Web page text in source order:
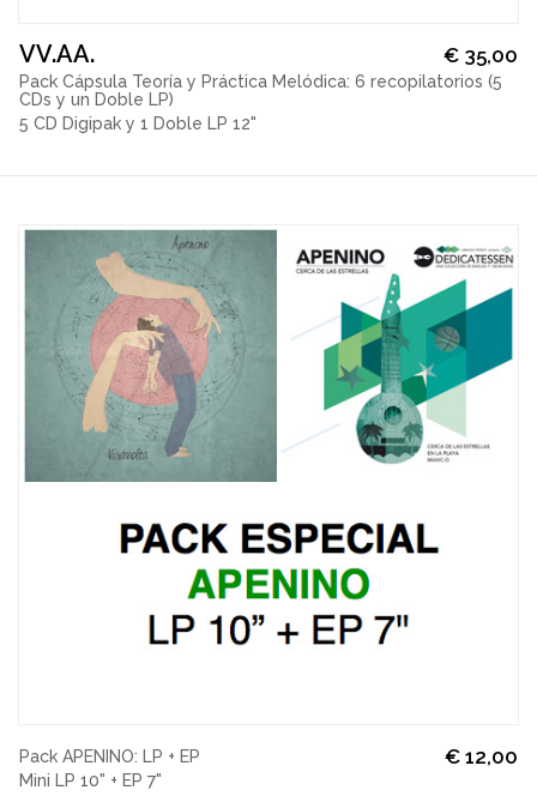
VV.AA.
Pack Cápsula Teoría y Práctica Melódica: 6 recopilatorios (5
CDs y un Doble LP)
5 CD Digipak y 1 Doble LP 12"
€ 35,00
Pack APENINO: LP + EP
Mini LP 10" + EP 7"
€ 12,00